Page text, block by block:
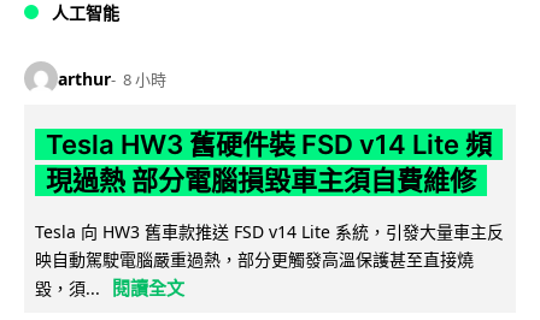
人工智能
arthur 8 小時
Tesla HW3 舊硬件裝 FSD v14 Lite 頻
現過熱 部分電腦損毀車主須自費維修
Tesla 向 HW3 舊車款推送 FSD v14 Lite 系統，引發大量車主反
映自動駕駛電腦嚴重過熱，部分更觸發高溫保護甚至直接燒
毀，須...
閱讀全文